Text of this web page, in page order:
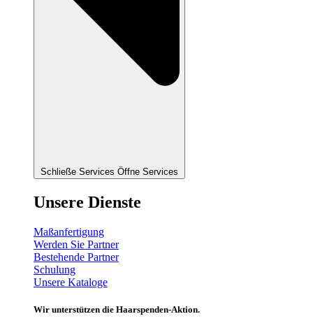
Schließe Services Öffne Services
Unsere Dienste
Maßanfertigung
Werden Sie Partner
Bestehende Partner
Schulung
Unsere Kataloge
Wir unterstützen die Haarspenden-Aktion.